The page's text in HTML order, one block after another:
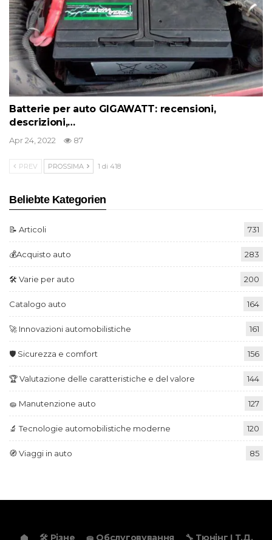
Batterie per auto GIGAWATT: recensioni,
descrizioni,…
Apr 24, 2022 87
PREV PROSSIMA 1 di 418
Beliebte Kategorien
📝 Articoli 731
💰Acquisto auto 283
🛠️ Varie per auto 200
Catalogo auto 164
🚀 Innovazioni automobilistiche 161
🛡️ Sicurezza e comfort 156
🏆 Valutazione delle caratteristiche e del valore 144
🧽 Manutenzione auto 127
🔬 Tecnologie automobilistiche moderne 120
🧭 Viaggi in auto 85
🛠️ Різне 🧽 Обслуговування
🔧 Тюнінг І Т.д.